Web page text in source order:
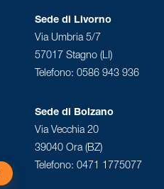
Sede di Livorno
Via Umbria 5/7
57017 Stagno (LI)
Telefono: 0586 943 936
Sede di Bolzano
Via Vecchia 20
39040 Ora (BZ)
Telefono: 0471 1775077